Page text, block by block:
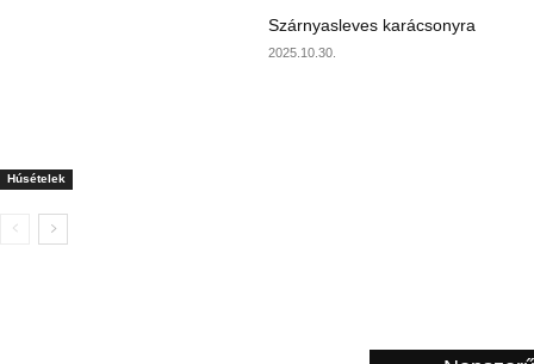
Húsételek
Szárnyasleves karácsonyra
2025.10.30.